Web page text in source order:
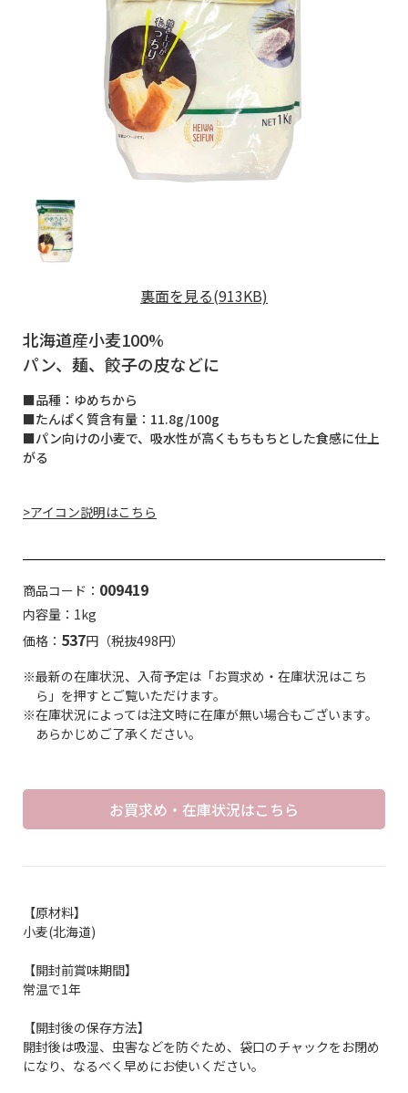
裏面を見る(913KB)
北海道産小麦100%
パン、麺、餃子の皮などに
■品種：ゆめちから
■たんぱく質含有量：11.8g/100g
■パン向けの小麦で、吸水性が高くもちもちとした食感に仕上
がる
>アイコン説明はこちら
商品コード： 009419
内容量：1kg
価格： 537円（税抜498円）
※最新の在庫状況、入荷予定は「お買求め・在庫状況はこち
ら」を押すとご覧いただけます。
※在庫状況によっては注文時に在庫が無い場合もございます。
あらかじめご了承ください。
お買求め・在庫状況はこちら
【原材料】
小麦(北海道)
【開封前賞味期間】
常温で1年
【開封後の保存方法】
開封後は吸湿、虫害などを防ぐため、袋口のチャックをお閉め
になり、なるべく早めにお使いください。